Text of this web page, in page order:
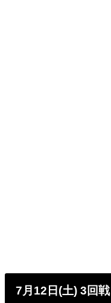
7月12日(土) 3回戦